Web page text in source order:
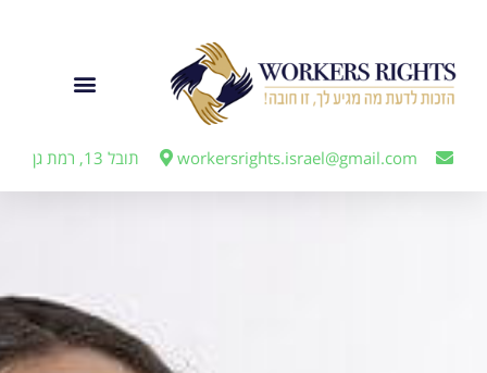
workersrights.israel@gmail.com תובל 13, רמת גן